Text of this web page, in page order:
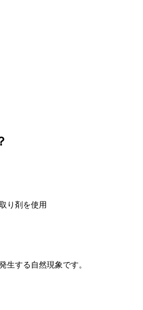
り剤を使用
生する自然現象です。